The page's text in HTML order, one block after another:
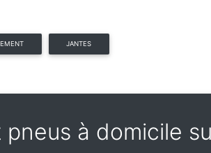
JANTES
à domicile